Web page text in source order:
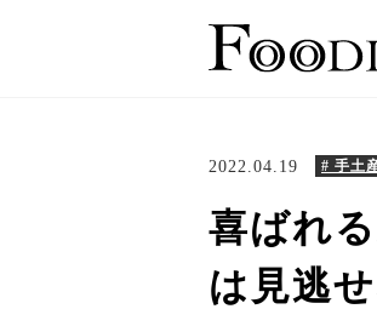
2022.04.19 # 手土
喜ばれ
は見逃